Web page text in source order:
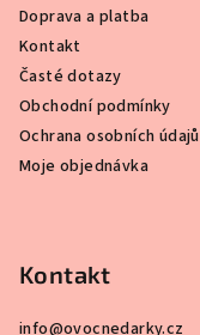
Doprava a platba
Kontakt
Časté dotazy
Obchodní podmínky
Ochrana osobních údajů
Moje objednávka
Kontakt
info@ovocnedarky.cz